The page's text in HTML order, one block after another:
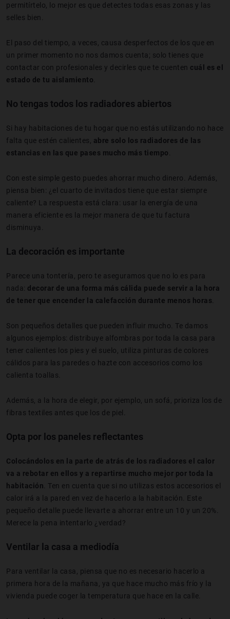
permitírtelo, lo mejor es que detectes todas esas zonas y las
selles bien.
El paso del tiempo, a veces, causa desperfectos de los que en
un primer momento no nos damos cuenta; solo tienes que
contactar con profesionales y decirles que te cuenten cuál es el
estado de tu aislamiento
No tengas todos los radiadores abiertos
Si hay habitaciones de tu hogar que no estás utilizando no hace
falta que estén calientes, abre solo los radiadores de las
estancias en las que pases mucho más tiempo
Con este simple gesto puedes ahorrar mucho dinero. Además,
piensa bien: ¿el cuarto de invitados tiene que estar siempre
caliente? La respuesta está clara: usar la energía de una
manera eficiente es la mejor manera de que tu factura
disminuya.
La decoración es importante
Parece una tontería, pero te aseguramos que no lo es para
nada: decorar de una forma más cálida puede servir a la hora
de tener que encender la calefacción durante menos horas
Son pequeños detalles que pueden influir mucho. Te damos
algunos ejemplos: distribuye alfombras por toda la casa para
tener calientes los pies y el suelo, utiliza pinturas de colores
cálidos para las paredes o hazte con accesorios como los
calienta toallas.
Además, a la hora de elegir, por ejemplo, un sofá, prioriza los de
fibras textiles antes que los de piel.
Opta por los paneles reflectantes
Colocándolos en la parte de atrás de los radiadores el calor
va a rebotar en ellos y a repartirse mucho mejor por toda la
habitación . Ten en cuenta que si no utilizas estos accesorios el
calor irá a la pared en vez de hacerlo a la habitación. Este
pequeño detalle puede llevarte a ahorrar entre un 10 y un 20%.
Merece la pena intentarlo ¿verdad?
Ventilar la casa a mediodía
Para ventilar la casa, piensa que no es necesario hacerlo a
primera hora de la mañana, ya que hace mucho más frío y la
vivienda puede coger la temperatura que hace en la calle.